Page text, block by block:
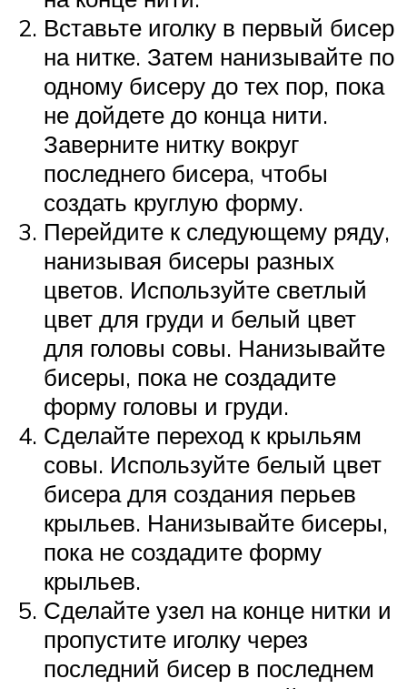
Вставьте иголку в первый бисер
на нитке. Затем нанизывайте по
одному бисеру до тех пор, пока
не дойдете до конца нити.
Заверните нитку вокруг
последнего бисера, чтобы
создать круглую форму.
Перейдите к следующему ряду,
нанизывая бисеры разных
цветов. Используйте светлый
цвет для груди и белый цвет
для головы совы. Нанизывайте
бисеры, пока не создадите
форму головы и груди.
Сделайте переход к крыльям
совы. Используйте белый цвет
бисера для создания перьев
крыльев. Нанизывайте бисеры,
пока не создадите форму
крыльев.
Сделайте узел на конце нитки и
пропустите иголку через
последний бисер в последнем